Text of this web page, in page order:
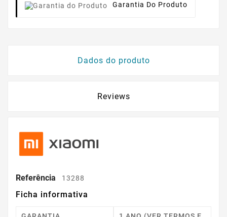
Garantia Do Produto
Dados do produto
Reviews
Referência 13288
Ficha informativa